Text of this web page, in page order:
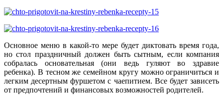
Основное меню в какой-то мере будет диктовать время года,
но стол праздничный должен быть сытным, если компания
собралась основательная (они ведь гуляют во здравие
ребенка). В тесном же семейном кругу можно ограничиться и
легким десертным фуршетом с чаепитием. Все будет зависеть
от предпочтений и финансовых возможностей родителей.